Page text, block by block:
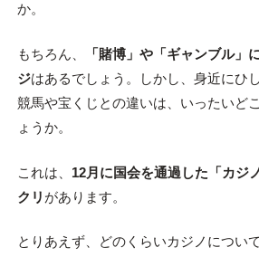
か。
もちろん、
「賭博」や「ギャンブル」
ジはあるでしょう。しかし、身近にひ
競馬や宝くじとの違いは、いったいど
ょうか。
これは、 12月に国会を通過した「カジ
クリ があります。
とりあえず、どのくらいカジノについ